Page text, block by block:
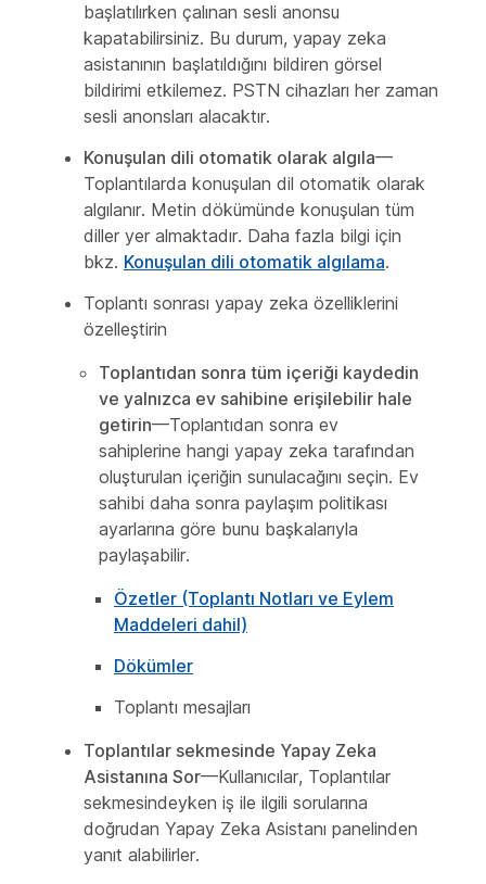
başlatılırken çalınan sesli anonsu
kapatabilirsiniz. Bu durum, yapay zeka
asistanının başlatıldığını bildiren görsel
bildirimi etkilemez. PSTN cihazları her zaman
sesli anonsları alacaktır.
Konuşulan dili otomatik olarak algıla—
Toplantılarda konuşulan dil otomatik olarak
algılanır. Metin dökümünde konuşulan tüm
diller yer almaktadır. Daha fazla bilgi için
bkz. Konuşulan dili otomatik algılama.
Toplantı sonrası yapay zeka özelliklerini
özelleştirin
Toplantıdan sonra tüm içeriği kaydedin
ve yalnızca ev sahibine erişilebilir hale
getirin—Toplantıdan sonra ev
sahiplerine hangi yapay zeka tarafından
oluşturulan içeriğin sunulacağını seçin. Ev
sahibi daha sonra paylaşım politikası
ayarlarına göre bunu başkalarıyla
paylaşabilir.
Özetler (Toplantı Notları ve Eylem
Maddeleri dahil)
Dökümler
Toplantı mesajları
Toplantılar sekmesinde Yapay Zeka
Asistanına Sor—Kullanıcılar, Toplantılar
sekmesindeyken iş ile ilgili sorularına
doğrudan Yapay Zeka Asistanı panelinden
yanıt alabilirler.